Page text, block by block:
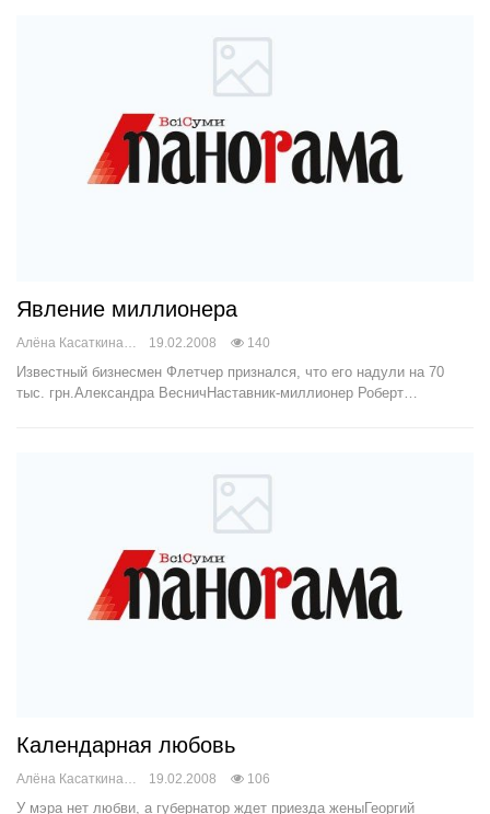
Явление миллионера
19.02.2008 140
Известный бизнесмен Флетчер признался, что его надули на 70
тыс. грн.Александра ВесничНаставник-миллионер Роберт…
Календарная любовь
Алёна Касаткина 19.02.2008 106
У мэра нет любви, а губернатор ждет приезда женыГеоргий